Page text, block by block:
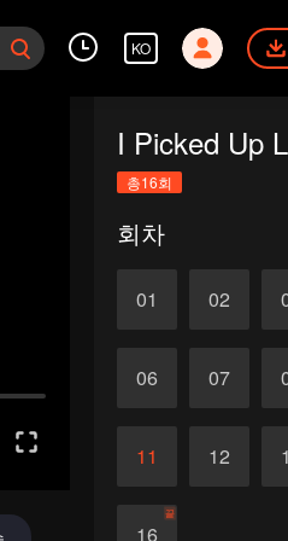
KO
I Picked Up
총16회
회차
01 02
06 07
11 12
16
끝